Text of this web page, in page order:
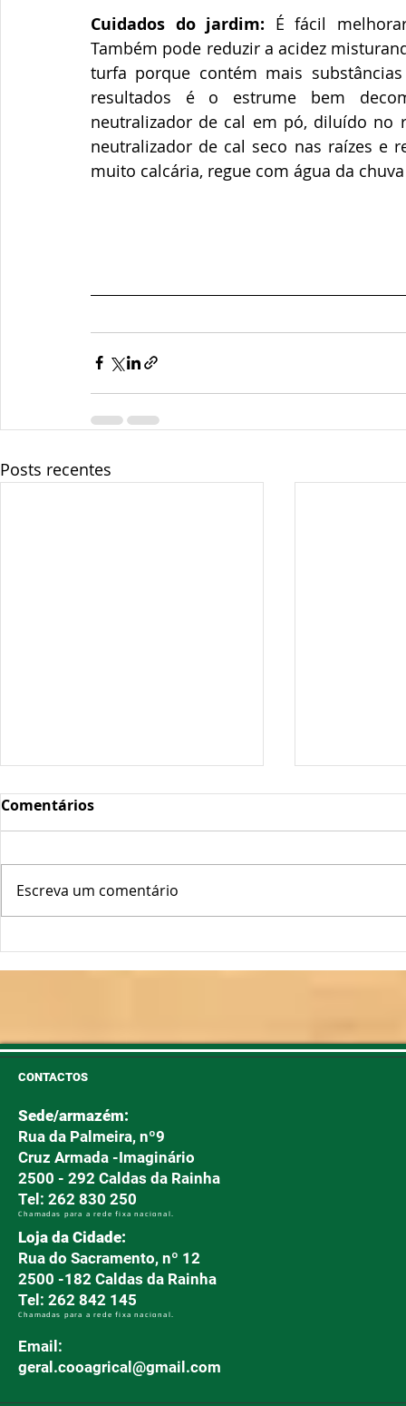
Cuidados do jardim: É fácil
Também pode reduzir a acidez
turfa porque contém mais
resultados é o estrume bem
neutralizador de cal em pó, diluído no
neutralizador de cal seco nas raízes e
muito calcária, regue com água da
Posts recentes
Oscilações Térmicas
Podem "Abrir a Porta" ao
Plantas
Longe!
Comentários
Escreva um comentário
CONTACTOS
Sede/armazém:
Rua da Palmeira, nº9
Cruz Armada -Imaginário
2500 - 292 Caldas da Rainha
Tel: 262 830 250
Chamadas para a rede fixa nacional.
Loja da Cidade:
Rua do Sacramento, nº 12
2500 -182 Caldas da Rainha
Tel: 262 842 145
Chamadas para a rede fixa nacional.
Email:
geral.cooagrical@gmail.com